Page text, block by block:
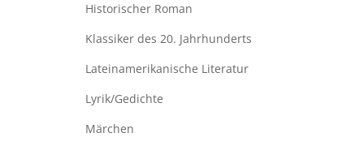
Historischer Roman
Klassiker des 20. Jahrhunderts
Lateinamerikanische Literatur
Lyrik/Gedichte
Märchen